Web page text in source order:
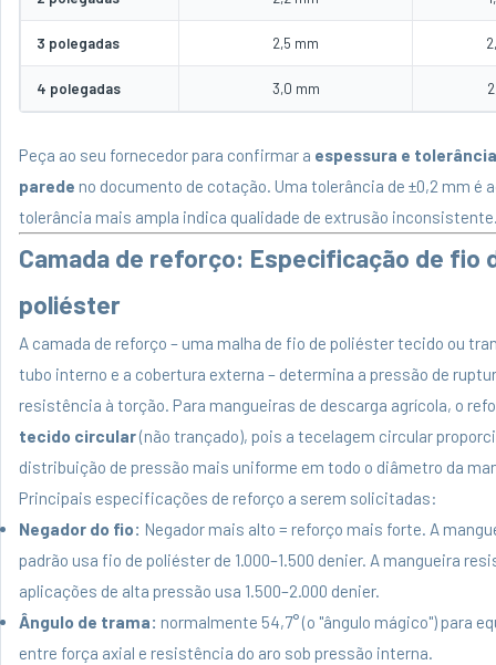
3 polegadas 2,5 mm
4 polegadas 3,0 mm
Peça ao seu fornecedor para confirmar a espessura e
parede no documento de cotação. Uma tolerância de ±0,2 mm é
tolerância mais ampla indica qualidade de extrusão
Camada de reforço: Especificação de fio
poliéster
A camada de reforço – uma malha de fio de poliéster tecido ou
tubo interno e a cobertura externa – determina a pressão de
resistência à torção. Para mangueiras de descarga agrícola, o
tecido circular(não trançado), pois a tecelagem circular
distribuição de pressão mais uniforme em todo o diâmetro da
Principais especificações de reforço a serem solicitadas:
Negador do fio: Negador mais alto = reforço mais forte. A
padrão usa fio de poliéster de 1.000–1.500 denier. A mangueira
aplicações de alta pressão usa 1.500–2.000 denier.
Ângulo de trama: normalmente 54,7° (o "ângulo mágico") para
entre força axial e resistência do aro sob pressão interna.